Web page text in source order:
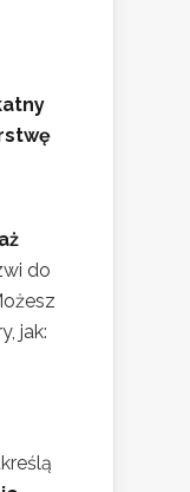
do
jak: